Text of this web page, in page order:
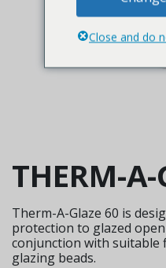
THERM-A-
Therm-A-Glaze 60 is
protection to glazed
conjunction with suitable
glazing beads.
Close and do